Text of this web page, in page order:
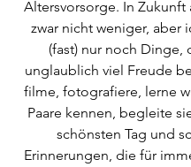
Altersvorsorge. In Zukunft
zwar nicht weniger, aber
(fast) nur noch Dinge,
unglaublich viel Freude
filme, fotografiere, lerne
Paare kennen, begleite
schönsten Tag und
Erinnerungen, die für